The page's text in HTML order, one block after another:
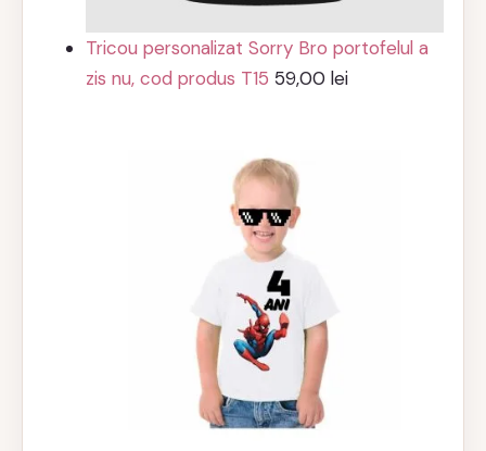
Tricou personalizat Sorry Bro portofelul a
zis nu, cod produs T15 59,00lei